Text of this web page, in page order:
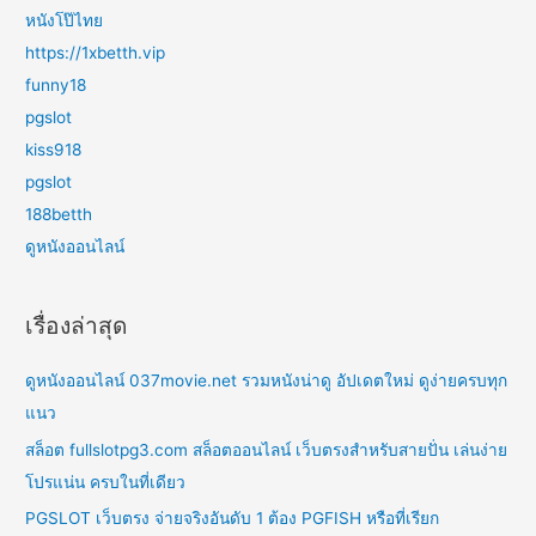
หนังโป๊ไทย
https://1xbetth.vip
funny18
pgslot
kiss918
pgslot
188betth
ดูหนังออนไลน์
เรื่องล่าสุด
ดูหนังออนไลน์ 037movie.net รวมหนังน่าดู อัปเดตใหม่ ดูง่ายครบทุก
แนว
สล็อต fullslotpg3.com สล็อตออนไลน์ เว็บตรงสำหรับสายปั่น เล่นง่าย
โปรแน่น ครบในที่เดียว
PGSLOT เว็บตรง จ่ายจริงอันดับ 1 ต้อง PGFISH หรือที่เรียก